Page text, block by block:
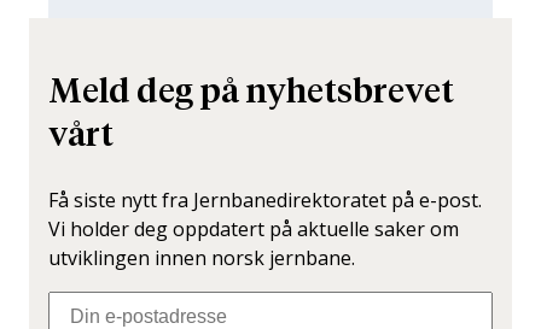
Meld deg på nyhetsbrevet
vårt
Få siste nytt fra Jernbanedirektoratet på e-post.
Vi holder deg oppdatert på aktuelle saker om
utviklingen innen norsk jernbane.